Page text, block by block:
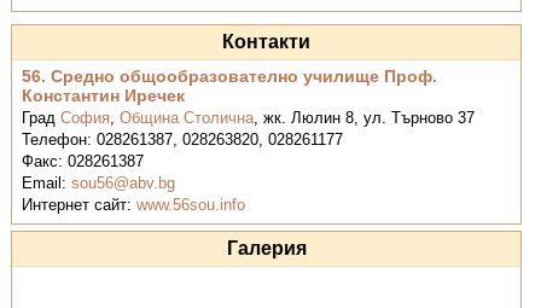
Контакти
56. Средно общообразователно училище Проф.
Константин Иречек
ГрадСофия ,Община Столична ,жк. Люлин 8, ул. Търново 37
Телефон:028261387, 028263820, 028261177
Факс:028261387
Email:sou56@abv.bg
Интернет сайт:www.56sou.info
Галерия